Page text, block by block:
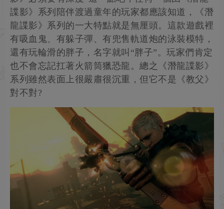
諜影》系列陪伴渡過童年的玩家都應該知道，《潛
龍諜影》系列的一大特點就是無厘頭。這款遊戲裡
有吸血鬼、有躲子彈、有兜售軌道炮的泳裝模特，
還有玩輪滑的胖子，名字就叫“胖子”。玩家們肯定
也不會忘記扛著火箭筒獵恐龍。總之《潛龍諜影》
系列雖然表面上很嚴肅很沉重，但它不是《教父》
對不對?